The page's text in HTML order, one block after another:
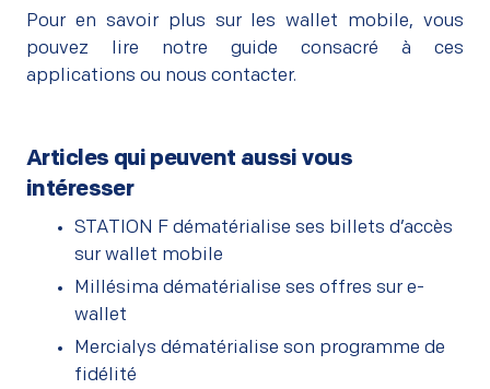
Pour en savoir plus sur les wallet mobile, vous
pouvez lire notre guide consacré à ces
applications ou nous contacter.
Articles qui peuvent aussi vous
intéresser
STATION F dématérialise ses billets d’accès
sur wallet mobile
Millésima dématérialise ses offres sur e-
wallet
Mercialys dématérialise son programme de
fidélité